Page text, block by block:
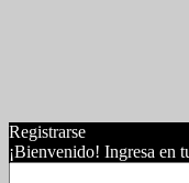
Registrarse
¡Bienvenido! Ingresa en